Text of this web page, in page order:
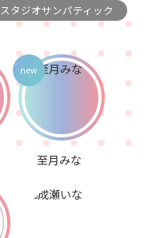
スタジオサンパティック
至月みな